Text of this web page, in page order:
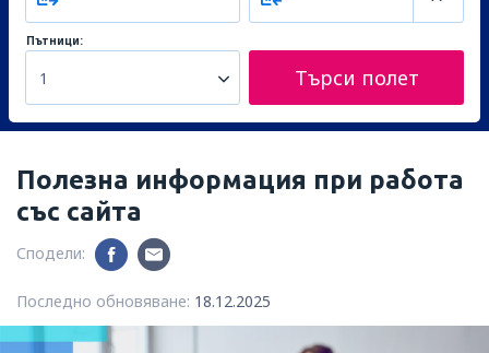
Пътници:
1 Търси полет
Полезна информация при работа
със сайта
Сподели:
Последно обновяване: 18.12.2025